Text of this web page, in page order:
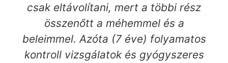
csak eltávolítani, mert a többi rész
összenőtt a méhemmel és a
beleimmel. Azóta (7 éve) folyamatos
kontroll vizsgálatok és gyógyszeres